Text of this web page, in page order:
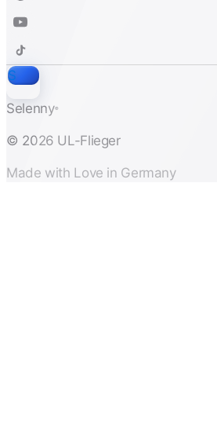
S
Selenny®
© 2026 UL-Flieger
Made with Love in Germany